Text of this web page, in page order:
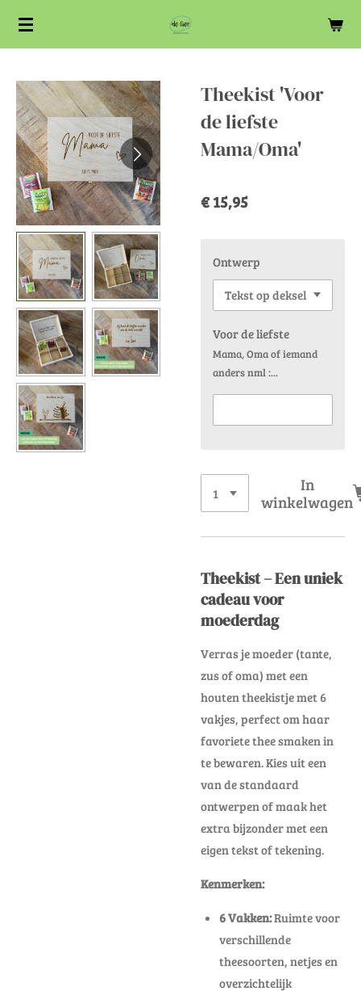
Ga
de
hoofdinhoud
Theekist 'Voor
de liefste
Mama/Oma'
€ 15,95
Ontwerp
Voor de liefste
Mama, Oma of iemand
anders nml :...
In
winkelwagen
Theekist – Een uniek
cadeau voor
moederdag
Verras je moeder (tante,
zus of oma) met een
houten theekistje met 6
vakjes, perfect om haar
favoriete thee smaken in
te bewaren. Kies uit een
van de standaard
ontwerpen of maak het
extra bijzonder met een
eigen tekst of tekening.
Kenmerken:
6 Vakken:Ruimte voor
verschillende
theesoorten, netjes en
overzichtelijk